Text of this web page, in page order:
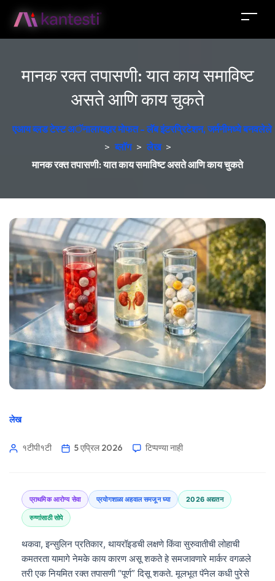
मानक रक्त तपासणी: यात काय समाविष्ट
असते आणि काय चुकते
एआय ब्लड टेस्ट अॅनालायझर मोफत - लॅब इंटरप्रिटेशन, जर्मनीमध्ये बनवलेले
> ब्लॉग > लेख >
मानक रक्त तपासणी: यात काय समाविष्ट असते आणि काय चुकते
लेख
१टीपी१टी 5 एप्रिल 2026 टिप्पण्या नाही
प्राथमिक आरोग्य सेवा प्रयोगशाळा अहवाल समजून घ्या 2026 अद्यतन
रुग्णांसाठी सोपे
थकवा, इन्सुलिन प्रतिकार, थायरॉइडची लक्षणे किंवा सुरुवातीची लोहाची
कमतरता यामागे नेमके काय कारण असू शकते हे समजावणारे मार्कर वगळले
तरी एक नियमित रक्त तपासणी “पूर्ण” दिसू शकते. मूलभूत पॅनेल कधी पुरेसे